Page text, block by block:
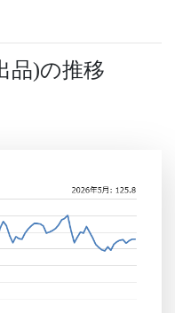
品)の推移